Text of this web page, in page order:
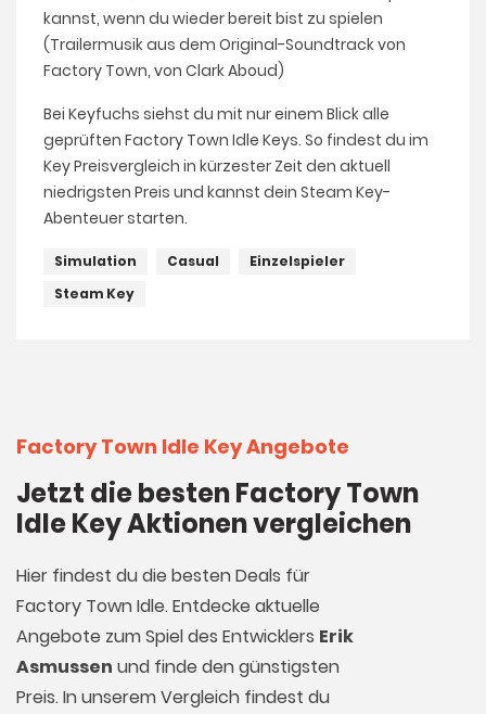
kannst, wenn du wieder bereit bist zu spielen
(Trailermusik aus dem Original-Soundtrack von
Factory Town, von Clark Aboud)
Bei Keyfuchs siehst du mit nur einem Blick alle
geprüften Factory Town Idle Keys. So findest du im
Key Preisvergleich in kürzester Zeit den aktuell
niedrigsten Preis und kannst dein Steam Key-
Abenteuer starten.
Simulation Casual
Einzelspieler
Steam Key
Factory Town Idle Key Angebote
Jetzt die besten Factory Town
Idle Key Aktionen vergleichen
Hier findest du die besten Deals für
Factory Town Idle. Entdecke aktuelle
Angebote zum Spiel des Entwicklers Erik
Asmussen und finde den günstigsten
Preis. In unserem Vergleich findest du